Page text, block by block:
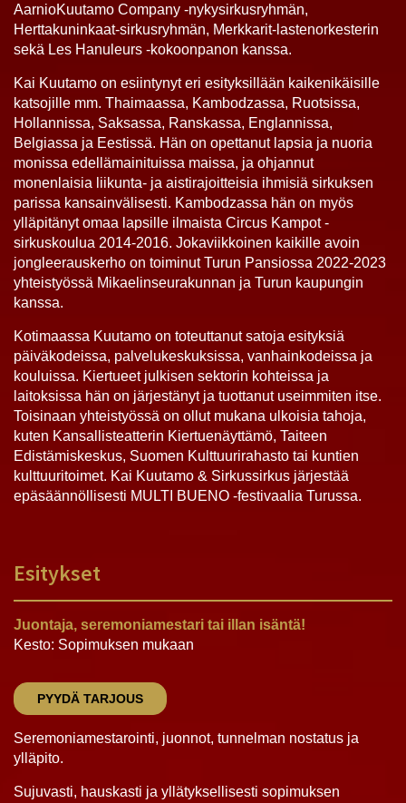
AarnioKuutamo Company -nykysirkusryhmän,
Herttakuninkaat-sirkusryhmän, Merkkarit-lastenorkesterin
sekä Les Hanuleurs -kokoonpanon kanssa.
Kai Kuutamo on esiintynyt eri esityksillään kaikenikäisille
katsojille mm. Thaimaassa, Kambodzassa, Ruotsissa,
Hollannissa, Saksassa, Ranskassa, Englannissa,
Belgiassa ja Eestissä. Hän on opettanut lapsia ja nuoria
monissa edellämainituissa maissa, ja ohjannut
monenlaisia liikunta- ja aistirajoitteisia ihmisiä sirkuksen
parissa kansainvälisesti. Kambodzassa hän on myös
ylläpitänyt omaa lapsille ilmaista Circus Kampot -
sirkuskoulua 2014-2016. Jokaviikkoinen kaikille avoin
jongleerauskerho on toiminut Turun Pansiossa 2022-2023
yhteistyössä Mikaelinseurakunnan ja Turun kaupungin
kanssa.
Kotimaassa Kuutamo on toteuttanut satoja esityksiä
päiväkodeissa, palvelukeskuksissa, vanhainkodeissa ja
kouluissa. Kiertueet julkisen sektorin kohteissa ja
laitoksissa hän on järjestänyt ja tuottanut useimmiten itse.
Toisinaan yhteistyössä on ollut mukana ulkoisia tahoja,
kuten Kansallisteatterin Kiertuenäyttämö, Taiteen
Edistämiskeskus, Suomen Kulttuurirahasto tai kuntien
kulttuuritoimet. Kai Kuutamo & Sirkussirkus järjestää
epäsäännöllisesti MULTI BUENO -festivaalia Turussa.
Esitykset
Juontaja, seremoniamestari tai illan isäntä!
Kesto: Sopimuksen mukaan
PYYDÄ TARJOUS
Seremoniamestarointi, juonnot, tunnelman nostatus ja
ylläpito.
Sujuvasti, hauskasti ja yllätyksellisesti sopimuksen